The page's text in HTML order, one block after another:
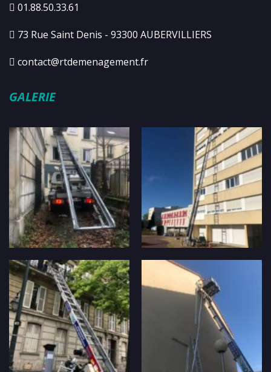
01.88.50.33.61
73 Rue Saint Denis - 93300 AUBERVILLIERS
contact@rtdemenagement.fr
GALERIE